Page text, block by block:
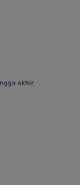
akhir